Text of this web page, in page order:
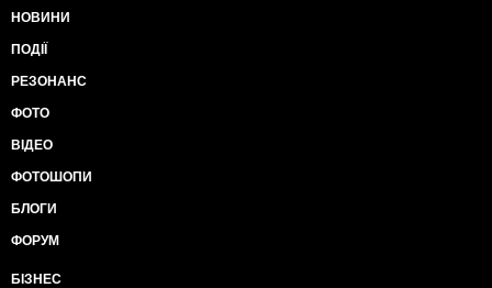
НОВИНИ
ПОДІЇ
РЕЗОНАНС
ФОТО
ВІДЕО
ФОТОШОПИ
БЛОГИ
ФОРУМ
БІЗНЕС